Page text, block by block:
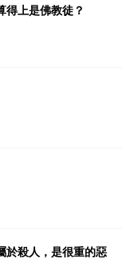
得上是佛教徒？
於殺人，是很重的惡